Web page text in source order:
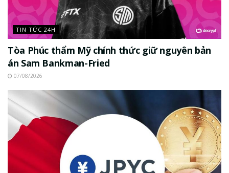
TIN TỨC 24H
Tòa Phúc thẩm Mỹ chính thức giữ nguyên bản
án Sam Bankman-Fried
07/08/2026